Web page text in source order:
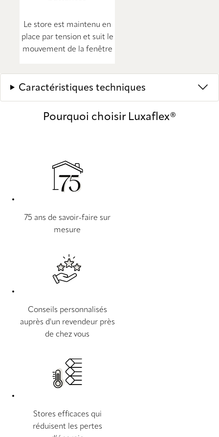
Le store est maintenu en
place par tension et suit le
mouvement de la fenêtre
Caractéristiques techniques
Pourquoi choisir Luxaflex®
75 ans de savoir-faire sur
mesure
Conseils personnalisés
auprès d'un revendeur près
de chez vous
Stores efficaces qui
réduisent les pertes